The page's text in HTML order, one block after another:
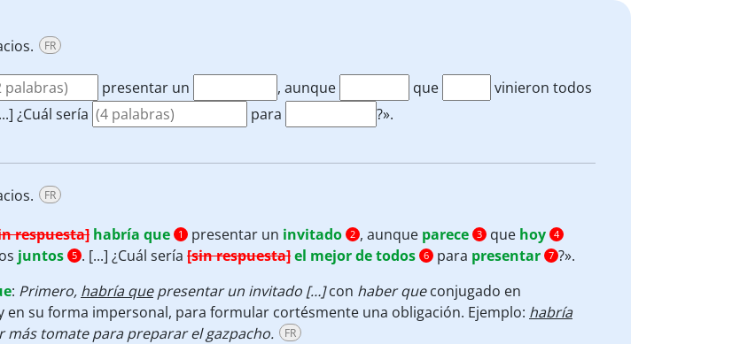
FR
presentar un , aunque que
vinieron todos
¿Cuál sería para ?».
FR
respuesta] habría que 1 presentar un invitado 2 , aunque parece 3 que hoy 4
juntos 5 . [...] ¿Cuál sería [sin respuesta]el mejor de todos 6 para presentar 7 ?».
: Primero, habría quepresentar un invitado […]con haber queconjugado en
en su forma impersonal, para formular cortésmente una obligación. Ejemplo: habría
tomate para preparar el gazpacho. FR